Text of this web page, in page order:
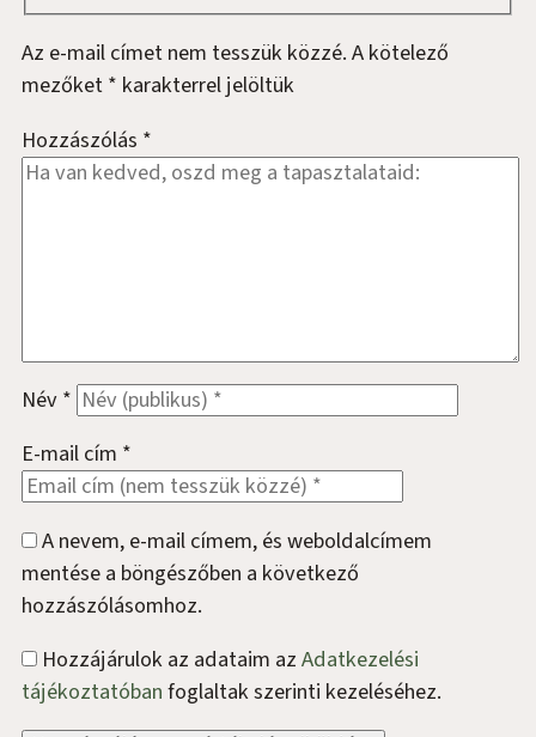
Az e-mail címet nem tesszük közzé.A kötelező
mezőket* karakterrel jelöltük
Hozzászólás *
Név*
E-mail cím *
A nevem, e-mail címem, és weboldalcímem
mentése a böngészőben a következő
hozzászólásomhoz.
Hozzájárulok az adataim azAdatkezelési
tájékoztatóbanfoglaltak szerinti kezeléséhez.